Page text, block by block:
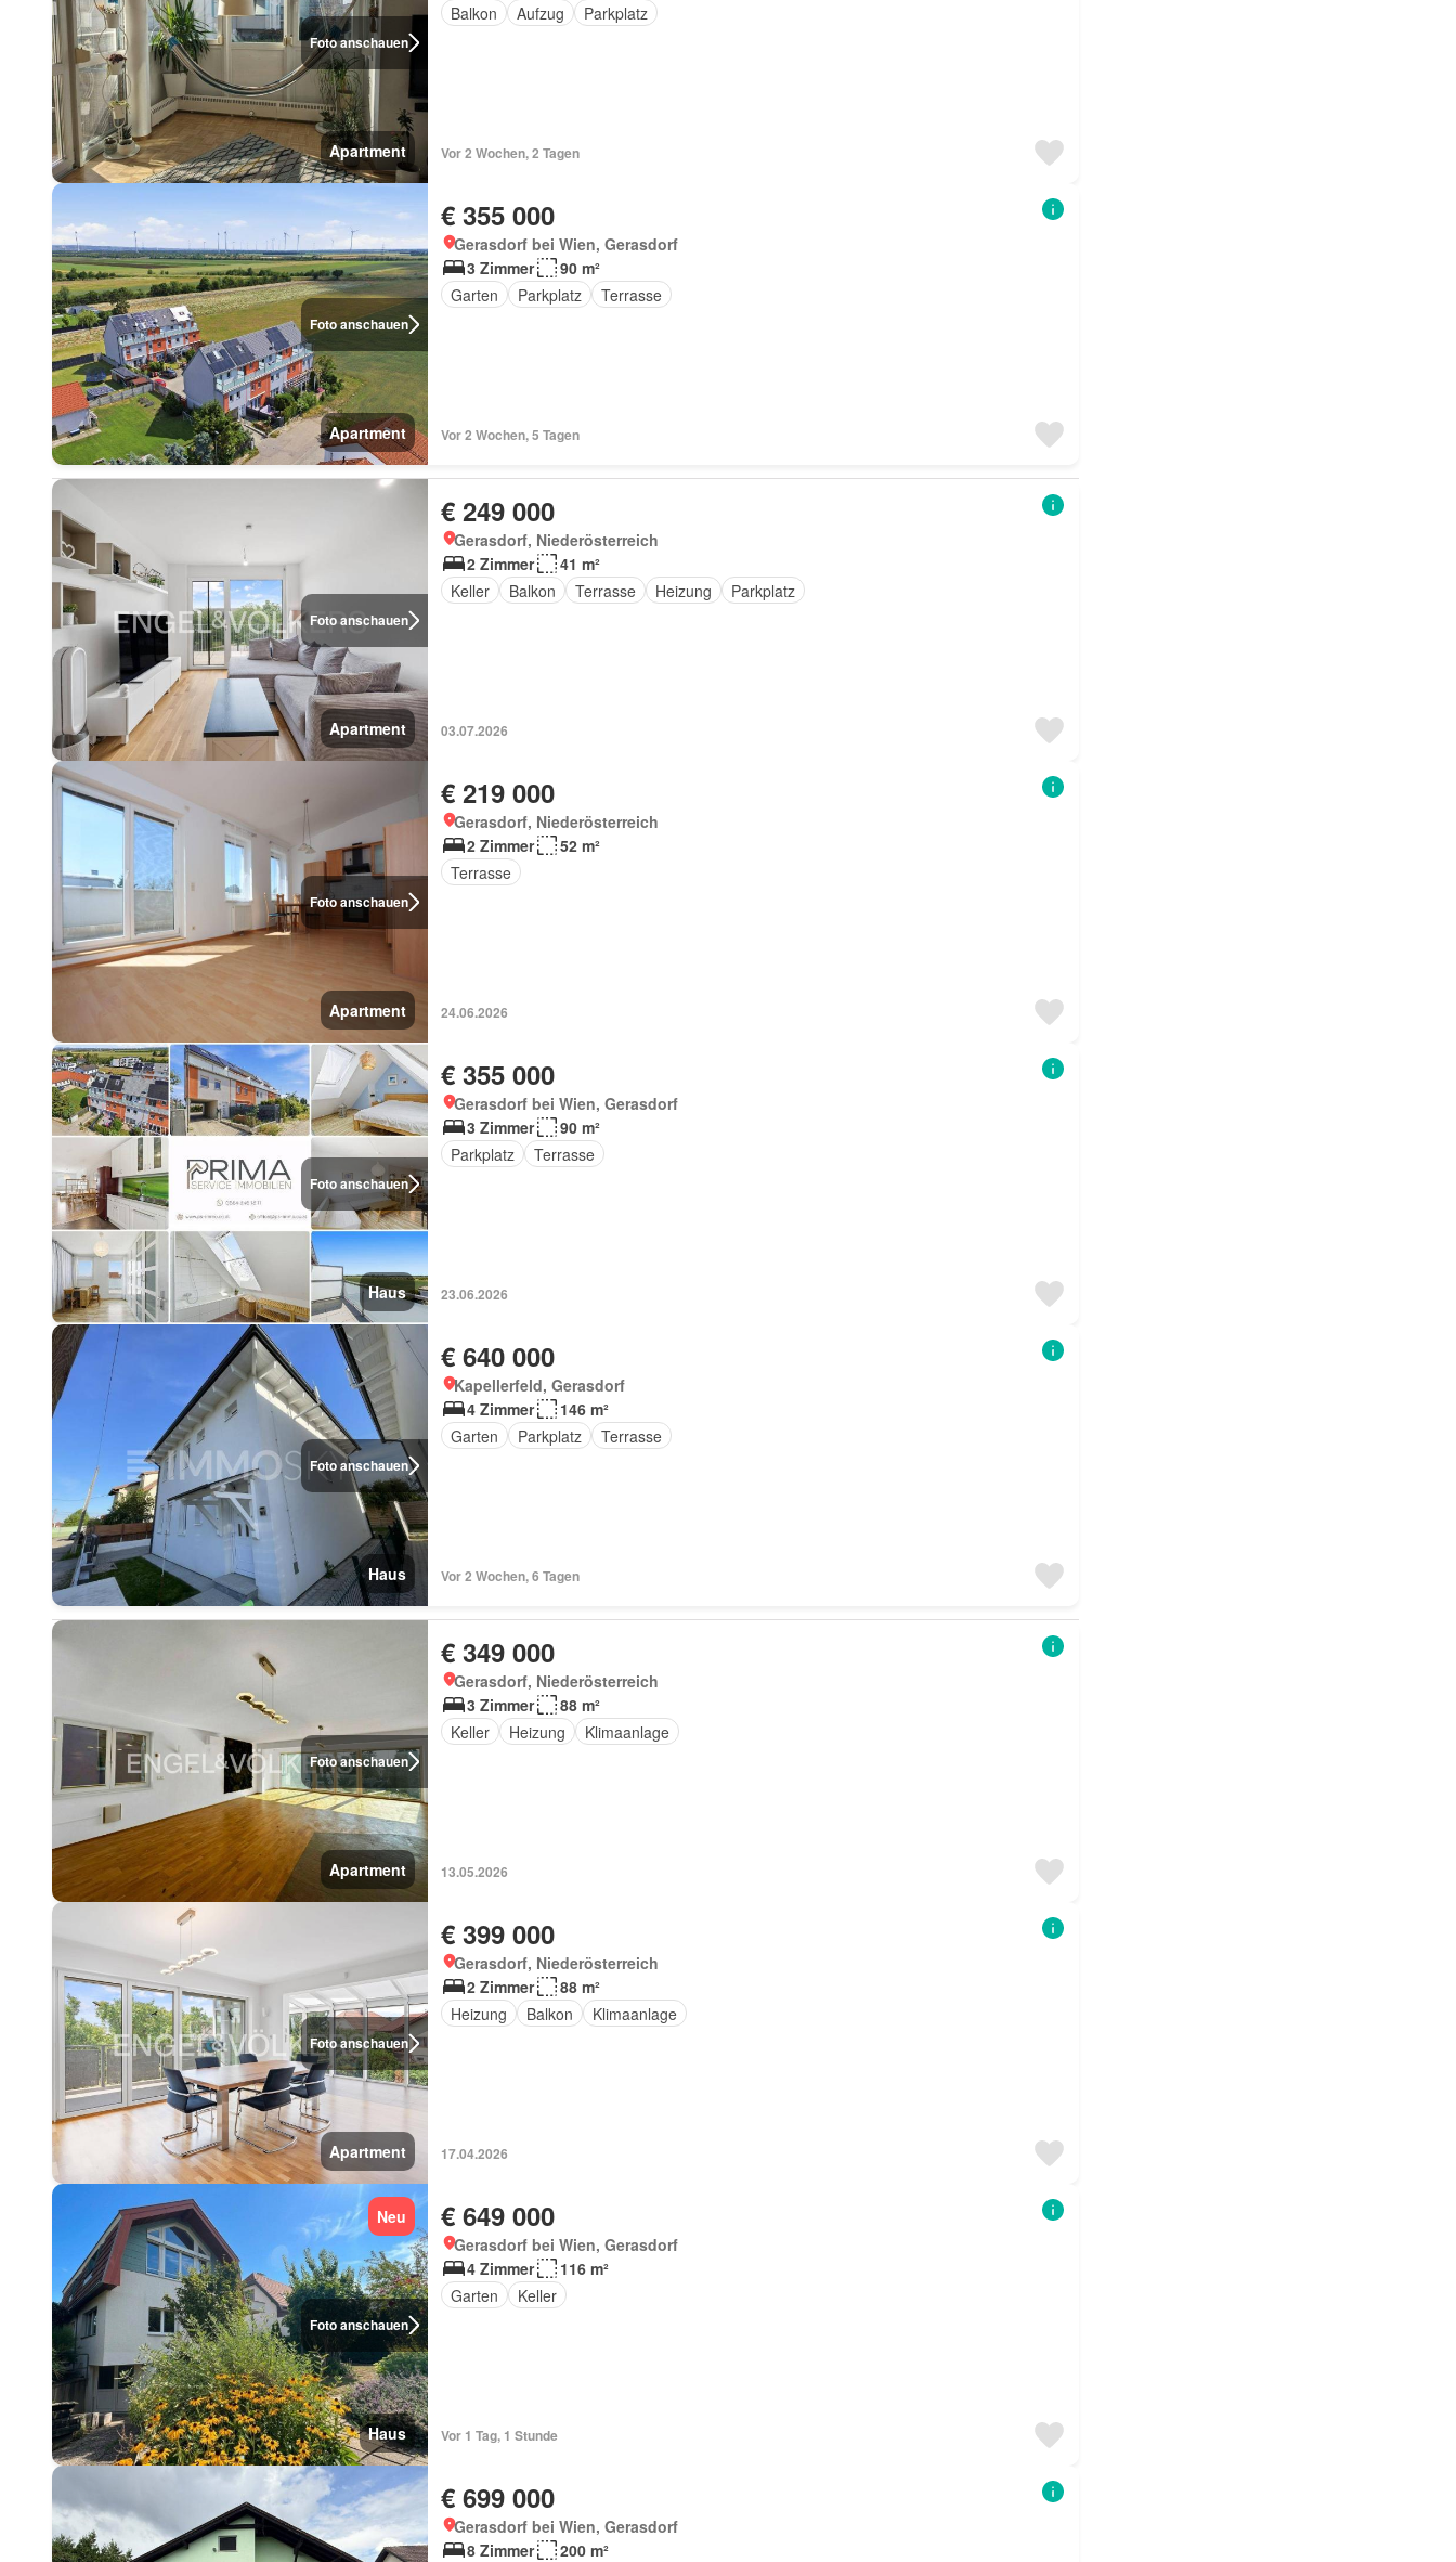
Foto anschauen
Apartment
Balkon
Aufzug Parkplatz
Vor 2 Wochen, 2 Tagen
Foto anschauen
Apartment
€ 355 000
Gerasdorf bei Wien, Gerasdorf
3 Zimmer
90 m²
Garten
Parkplatz Terrasse
Vor 2 Wochen, 5 Tagen
Foto anschauen
Apartment
€ 249 000
Gerasdorf, Niederösterreich
2 Zimmer
41 m²
Keller
Balkon Terrasse Heizung Parkplatz
03.07.2026
Foto anschauen
Apartment
€ 219 000
Gerasdorf, Niederösterreich
2 Zimmer
52 m²
Terrasse
24.06.2026
Foto anschauen
Haus
€ 355 000
Gerasdorf bei Wien, Gerasdorf
3 Zimmer
90 m²
Parkplatz
Terrasse
23.06.2026
Foto anschauen
Haus
€ 640 000
Kapellerfeld, Gerasdorf
4 Zimmer
146 m²
Garten
Parkplatz Terrasse
Vor 2 Wochen, 6 Tagen
Foto anschauen
Apartment
€ 349 000
Gerasdorf, Niederösterreich
3 Zimmer
88 m²
Keller
Heizung Klimaanlage
13.05.2026
Foto anschauen
Apartment
€ 399 000
Gerasdorf, Niederösterreich
2 Zimmer
88 m²
Heizung
Balkon Klimaanlage
17.04.2026
Foto anschauen
Neu
Haus
€ 649 000
Gerasdorf bei Wien, Gerasdorf
4 Zimmer
116 m²
Garten
Keller
Vor 1 Tag, 1 Stunde
€ 699 000
Gerasdorf bei Wien, Gerasdorf
8 Zimmer
200 m²